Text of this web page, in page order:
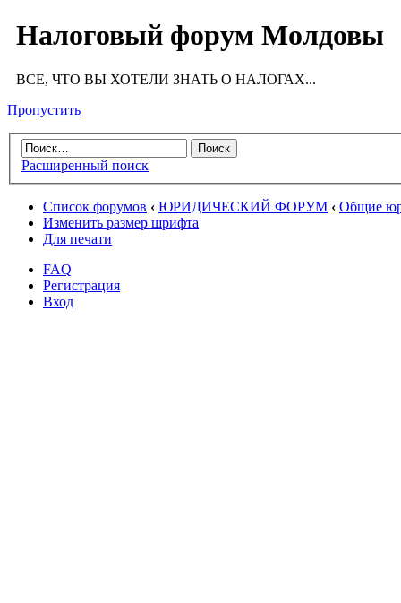
Налоговый форум Молдовы
ВСЕ, ЧТО ВЫ ХОТЕЛИ ЗНАТЬ О НАЛОГАХ...
Пропустить
Расширенный поиск
Список форумов ‹ ЮРИДИЧЕСКИЙ ФОРУМ ‹ Общие
Изменить размер шрифта
Для печати
FAQ
Регистрация
Вход